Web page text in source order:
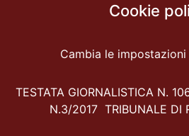
Cookie
Cambia le
TESTATA GIORNALISTICA N.
N.3/2017 TRIBUNALE DI